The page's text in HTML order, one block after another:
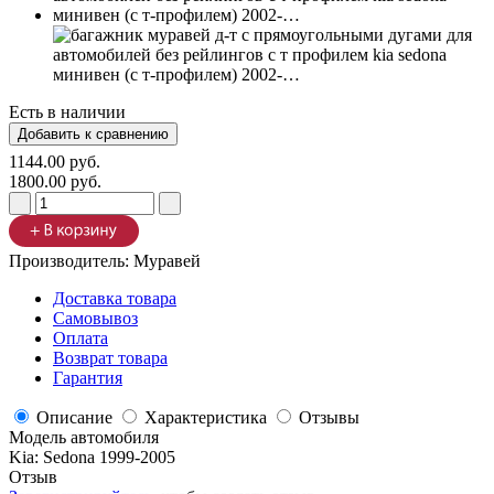
Есть в наличии
1144.00 руб.
1800.00 руб.
Производитель: Муравей
Доставка товара
Самовывоз
Оплата
Возврат товара
Гарантия
Описание Характеристика
Отзывы
Модель автомобиля
Kia: Sedona 1999-2005
Отзыв